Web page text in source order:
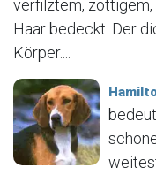
verfilztem,
Haar bedeckt. Der
Körper....